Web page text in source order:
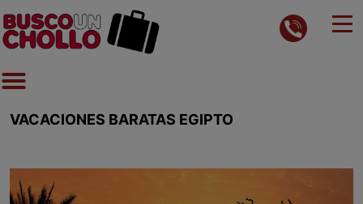
VACACIONES BARATAS EGIPTO